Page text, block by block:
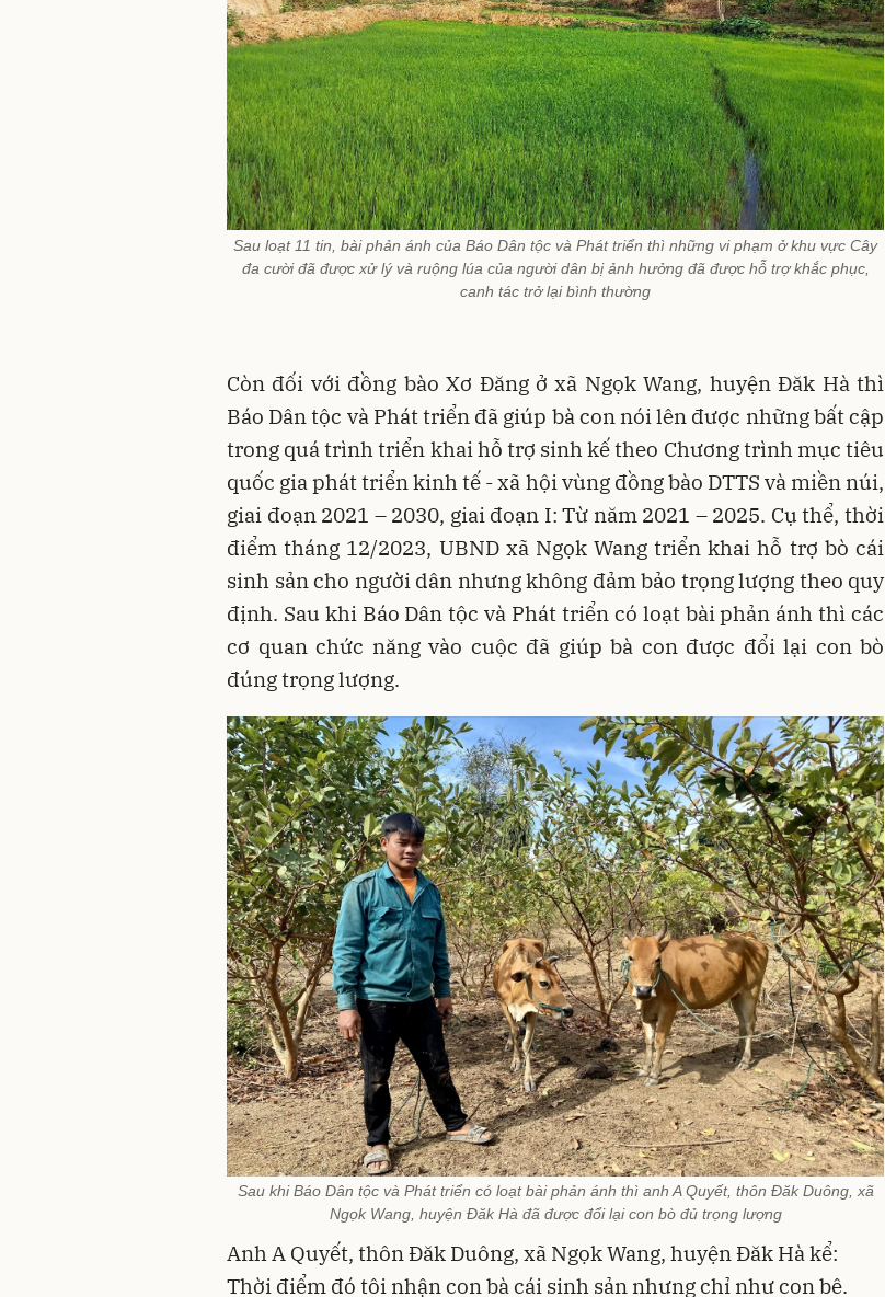
Sau loạt 11 tin, bài phản ánh của Báo Dân tộc và Phát triển thì những vi phạm ở khu vực Cây
đa cười đã được xử lý và ruộng lúa của người dân bị ảnh hưởng đã được hỗ trợ khắc phục,
canh tác trở lại bình thường
Còn đối với đồng bào Xơ Đăng ở xã Ngọk Wang, huyện Đăk Hà thì
Báo Dân tộc và Phát triển đã giúp bà con nói lên được những bất cập
trong quá trình triển khai hỗ trợ sinh kế theo Chương trình mục tiêu
quốc gia phát triển kinh tế - xã hội vùng đồng bào DTTS và miền núi,
giai đoạn 2021 – 2030, giai đoạn I: Từ năm 2021 – 2025. Cụ thể, thời
điểm tháng 12/2023, UBND xã Ngọk Wang triển khai hỗ trợ bò cái
sinh sản cho người dân nhưng không đảm bảo trọng lượng theo quy
định. Sau khi Báo Dân tộc và Phát triển có loạt bài phản ánh thì các
cơ quan chức năng vào cuộc đã giúp bà con được đổi lại con bò
đúng trọng lượng.
Sau khi Báo Dân tộc và Phát triển có loạt bài phản ánh thì anh A Quyết, thôn Đăk Duông, xã
Ngọk Wang, huyện Đăk Hà đã được đổi lại con bò đủ trọng lượng
Anh A Quyết, thôn Đăk Duông, xã Ngọk Wang, huyện Đăk Hà kể:
Thời điểm đó tôi nhận con bà cái sinh sản nhưng chỉ như con bê.